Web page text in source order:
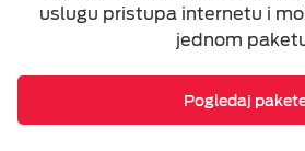
uslugu pristupa internetu i
jednom
Pogledaj